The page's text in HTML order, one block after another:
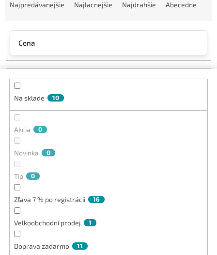
n
p
Najpredávanejšie Najlacnejšie Najdrahšie Abecedne
Cena
Na sklade 10
Akcia 0
Novinka 0
Tip 0
Zľava 7 % po registrácii 16
Velkoobchodní prodej 1
Doprava zadarmo 11